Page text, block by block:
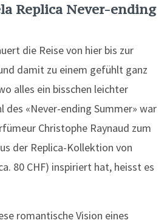
Replica Never-ending
die Reise von hier bis zur
damit zu einem gefühlt ganz
alles ein bisschen leichter
des «Never-ending Summer» war
Christophe Raynaud zum
der Replica-Kollektion von
80 CHF) inspiriert hat, heisst es
romantische Vision eines